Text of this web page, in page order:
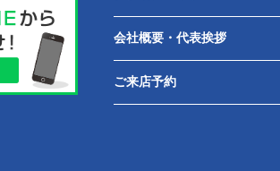
会社概要・代表挨拶
ご来店予約